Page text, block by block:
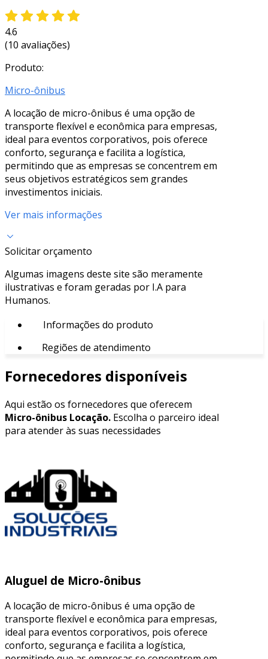
4.6
(10 avaliações)
Produto:
Micro-ônibus
A locação de micro-ônibus é uma opção de
transporte flexível e econômica para empresas,
ideal para eventos corporativos, pois oferece
conforto, segurança e facilita a logística,
permitindo que as empresas se concentrem em
seus objetivos estratégicos sem grandes
investimentos iniciais.
Ver mais informações
Solicitar orçamento
Algumas imagens deste site são meramente
ilustrativas e foram geradas por I.A para
Humanos.
Informações do produto
Regiões de atendimento
Fornecedores disponíveis
Aqui estão os fornecedores que oferecem
Micro-ônibus Locação. Escolha o parceiro ideal
para atender às suas necessidades
Aluguel de Micro-ônibus
A locação de micro-ônibus é uma opção de
transporte flexível e econômica para empresas,
ideal para eventos corporativos, pois oferece
conforto, segurança e facilita a logística,